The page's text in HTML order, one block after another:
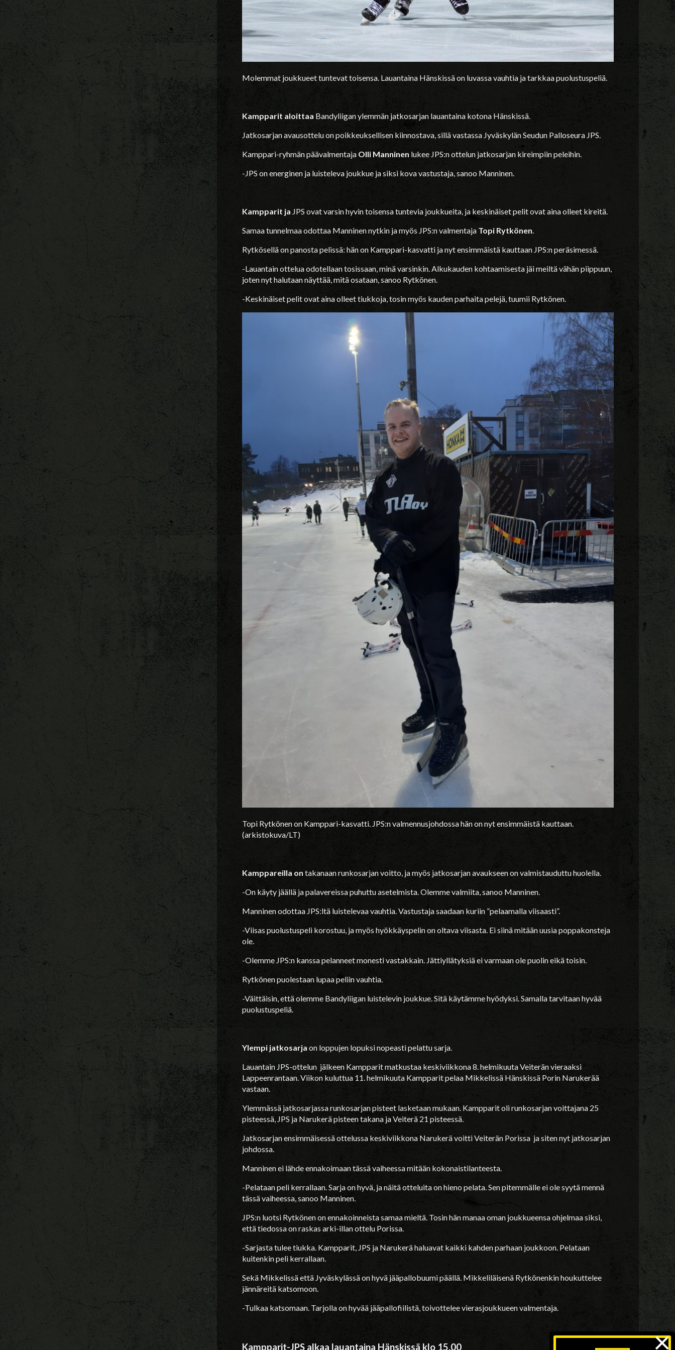
Molemmat joukkueet tuntevat toisensa. Lauantaina Hänskissä on luvassa vauhtia ja tarkkaa puolustuspeliä.
Kampparit aloittaa Bandyliigan ylemmän jatkosarjan lauantaina kotona Hänskissä.
Jatkosarjan avausottelu on poikkeuksellisen kiinnostava, sillä vastassa Jyväskylän Seudun Palloseura JPS.
Kamppari-ryhmän päävalmentaja Olli Manninen lukee JPS:n ottelun jatkosarjan kireimpiin peleihin.
-JPS on energinen ja luisteleva joukkue ja siksi kova vastustaja, sanoo Manninen.
Kampparit ja JPS ovat varsin hyvin toisensa tuntevia joukkueita, ja keskinäiset pelit ovat aina olleet kireitä.
Samaa tunnelmaa odottaa Manninen nytkin ja myös JPS:n valmentaja Topi Rytkönen
Rytkösellä on panosta pelissä: hän on Kamppari-kasvatti ja nyt ensimmäistä kauttaan JPS:n peräsimessä.
-Lauantain ottelua odotellaan tosissaan, minä varsinkin. Alkukauden kohtaamisesta jäi meiltä vähän piippuun,
joten nyt halutaan näyttää, mitä osataan, sanoo Rytkönen.
-Keskinäiset pelit ovat aina olleet tiukkoja, tosin myös kauden parhaita pelejä, tuumii Rytkönen.
Topi Rytkönen on Kamppari-kasvatti. JPS:n valmennusjohdossa hän on nyt ensimmäistä kauttaan.
(arkistokuva/LT)
Kamppareilla on takanaan runkosarjan voitto, ja myös jatkosarjan avaukseen on valmistauduttu huolella.
-On käyty jäällä ja palavereissa puhuttu asetelmista. Olemme valmiita, sanoo Manninen.
Manninen odottaa JPS:ltä luistelevaa vauhtia. Vastustaja saadaan kuriin ”pelaamalla viisaasti”.
-Viisas puolustuspeli korostuu, ja myös hyökkäyspelin on oltava viisasta. Ei siinä mitään uusia poppakonsteja
ole.
-Olemme JPS:n kanssa pelanneet monesti vastakkain. Jättiyllätyksiä ei varmaan ole puolin eikä toisin.
Rytkönen puolestaan lupaa peliin vauhtia.
-Väittäisin, että olemme Bandyliigan luistelevin joukkue. Sitä käytämme hyödyksi. Samalla tarvitaan hyvää
puolustuspeliä.
Ylempi jatkosarja on loppujen lopuksi nopeasti pelattu sarja.
Lauantain JPS-ottelun jälkeen Kampparit matkustaa keskiviikkona 8. helmikuuta Veiterän vieraaksi
Lappeenrantaan. Viikon kuluttua 11. helmikuuta Kampparit pelaa Mikkelissä Hänskissä Porin Narukerää
vastaan.
Ylemmässä jatkosarjassa runkosarjan pisteet lasketaan mukaan. Kampparit oli runkosarjan voittajana 25
pisteessä, JPS ja Narukerä pisteen takana ja Veiterä 21 pisteessä.
Jatkosarjan ensimmäisessä ottelussa keskiviikkona Narukerä voitti Veiterän Porissa ja siten nyt jatkosarjan
johdossa.
Manninen ei lähde ennakoimaan tässä vaiheessa mitään kokonaistilanteesta.
-Pelataan peli kerrallaan. Sarja on hyvä, ja näitä otteluita on hieno pelata. Sen pitemmälle ei ole syytä mennä
tässä vaiheessa, sanoo Manninen.
JPS:n luotsi Rytkönen on ennakoinneista samaa mieltä. Tosin hän manaa oman joukkueensa ohjelmaa siksi,
että tiedossa on raskas arki-illan ottelu Porissa.
-Sarjasta tulee tiukka. Kampparit, JPS ja Narukerä haluavat kaikki kahden parhaan joukkoon. Pelataan
kuitenkin peli kerrallaan.
Sekä Mikkelissä että Jyväskylässä on hyvä jääpallobuumi päällä. Mikkeliläisenä Rytkönenkin houkuttelee
jännäreitä katsomoon.
-Tulkaa katsomaan. Tarjolla on hyvää jääpallofiilistä, toivottelee vierasjoukkueen valmentaja.
Kampparit-JPS alkaa lauantaina Hänskissä klo 15.00 ×